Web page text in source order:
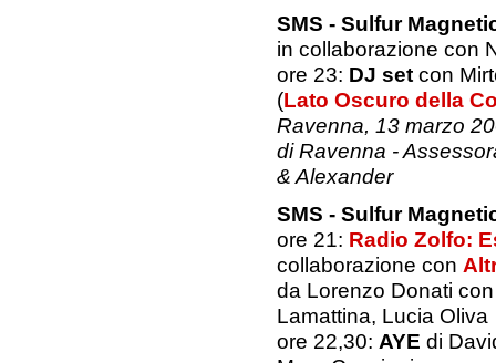
SMS - Sulfur
in collaborazione con
ore 23: DJ set con
(Lato Oscuro della
Ravenna, 13 marzo
di Ravenna -
& Alexander
SMS - Sulfur
ore 21: Radio Zolfo:
collaborazione con
da Lorenzo Donati
Lamattina, Lucia Oliva
ore 22,30: AYE di